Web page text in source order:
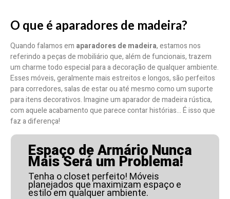
O que é aparadores de madeira?
Quando falamos em aparadores de madeira, estamos nos
referindo a peças de mobiliário que, além de funcionais, trazem
um charme todo especial para a decoração de qualquer ambiente.
Esses móveis, geralmente mais estreitos e longos, são perfeitos
para corredores, salas de estar ou até mesmo como um suporte
para itens decorativos. Imagine um aparador de madeira rústica,
com aquele acabamento que parece contar histórias… É isso que
faz a diferença!
Espaço de Armário Nunca
Mais Será um Problema!
Tenha o closet perfeito! Móveis
planejados que maximizam espaço e
estilo em qualquer ambiente.